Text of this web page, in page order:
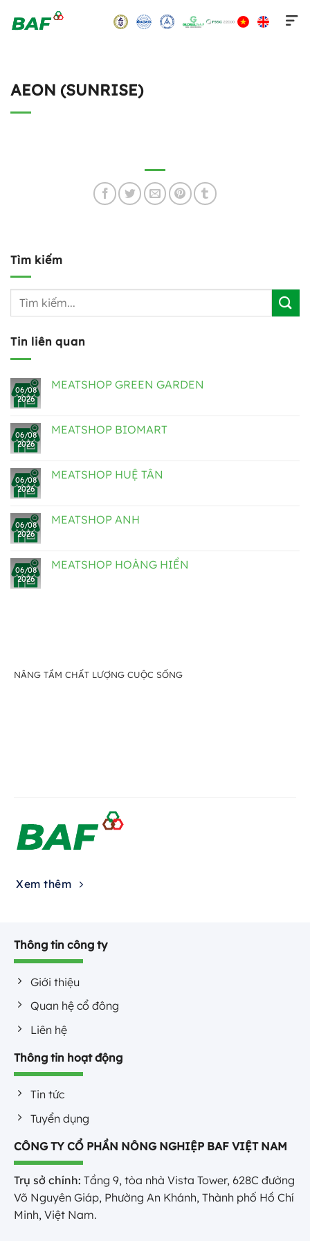
AEON (SUNRISE)
Tìm kiếm
Tin liên quan
06/08
2026
MEATSHOP GREEN GARDEN
06/08
2026
MEATSHOP BIOMART
06/08
2026
MEATSHOP HUỆ TÂN
06/08
2026
MEATSHOP ANH
06/08
2026
MEATSHOP HOÀNG HIỀN
NÂNG TẦM CHẤT LƯỢNG CUỘC SỐNG
Xem thêm
Thông tin công ty
Giới thiệu
Quan hệ cổ đông
Liên hệ
Thông tin hoạt động
Tin tức
Tuyển dụng
CÔNG TY CỔ PHẦN NÔNG NGHIỆP BAF VIỆT NAM
Trụ sở chính: Tầng 9, tòa nhà Vista Tower, 628C đường
Võ Nguyên Giáp, Phường An Khánh, Thành phố Hồ Chí
Minh, Việt Nam.